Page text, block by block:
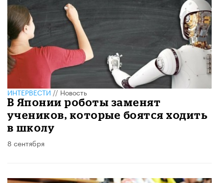
ИНТЕРВЕСТИ//Новость
В Японии роботы заменят
учеников, которые боятся ходить
в школу
8 сентября